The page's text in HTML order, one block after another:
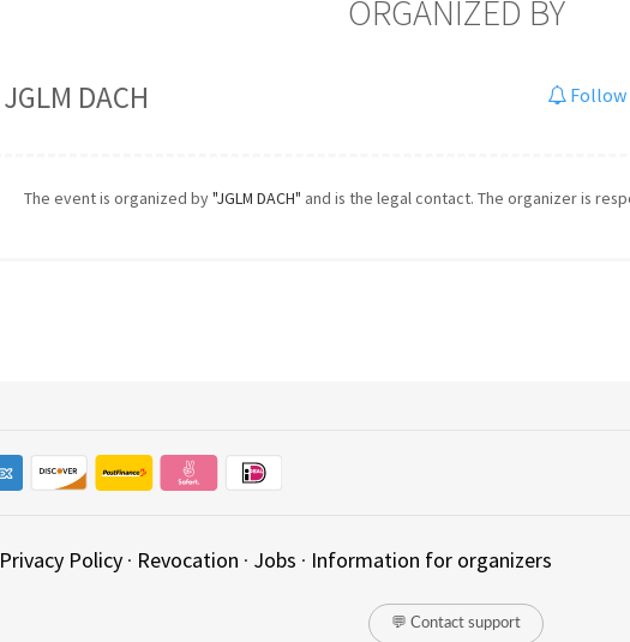
ORGANIZED BY
JGLM DACH Follow
The event is organized by"JGLM DACH" and is the legal contact. The organizer is
Privacy Policy · Revocation · Jobs · Information for organizers
💬 Contact support